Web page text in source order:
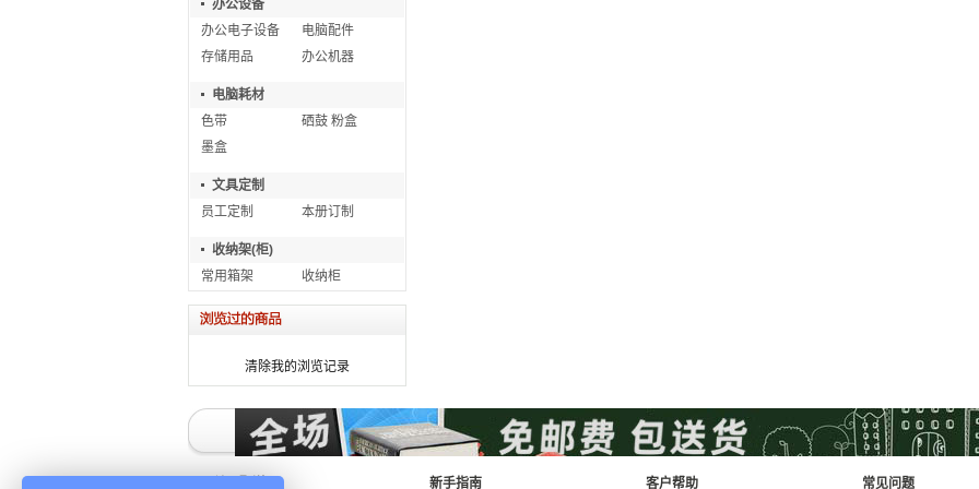
办公设备
办公电子设备
电脑配件
存储用品
办公机器
电脑耗材
色带
硒鼓 粉盒
墨盒
文具定制
员工定制
本册订制
收纳架(柜)
常用箱架
收纳柜
清除我的浏览记录
新手指南 客户帮助 常见问题